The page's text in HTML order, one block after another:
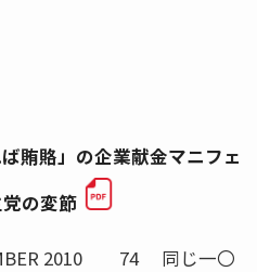
賄賂」の企業献金マニフェ
の変節
2010 74 同じ一〇